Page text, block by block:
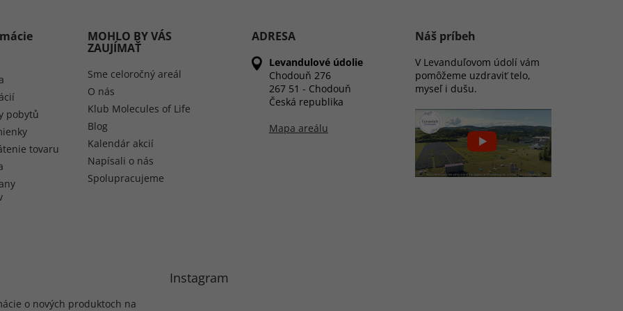
pobytů
tovaru
MOHLO BY VÁS
ZAUJÍMAŤ
Sme celoročný areál
O nás
Klub Molecules of Life
Blog
Kalendár akcií
Napísali o nás
Spolupracujeme
ADRESA
Levandulové údolie
Chodouň 276
267 51 - Chodouň
Česká republika
Mapa areálu
Náš príbeh
V Levanduľovom údolí vám
pomôžeme uzdraviť telo,
myseľ i dušu.
o nových produktoch na
Instagram